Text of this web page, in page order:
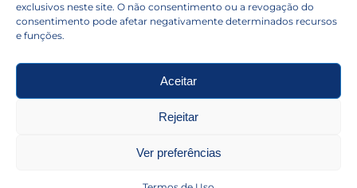
exclusivos neste site. O não consentimento ou a revogação do
consentimento pode afetar negativamente determinados recursos
e funções.
Aceitar
Rejeitar
Ver preferências
Montagem de Packs